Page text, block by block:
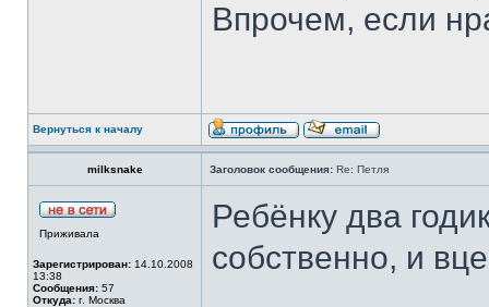
Впрочем, если
Вернуться к началу
milksnake Заголовок сообщения: Re: Петля
Приживала
Зарегистрирован: 14.10.2008
13:38
Сообщения: 57
Откуда: г. Москва
Ребёнку два
собственно, и